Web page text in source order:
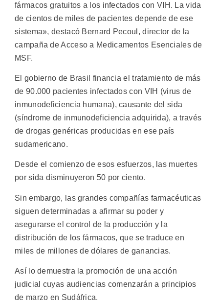
fármacos gratuitos a los infectados con VIH. La vida
de cientos de miles de pacientes depende de ese
sistema», destacó Bernard Pecoul, director de la
campaña de Acceso a Medicamentos Esenciales de
MSF.
El gobierno de Brasil financia el tratamiento de más
de 90.000 pacientes infectados con VIH (virus de
inmunodeficiencia humana), causante del sida
(síndrome de inmunodeficiencia adquirida), a través
de drogas genéricas producidas en ese país
sudamericano.
Desde el comienzo de esos esfuerzos, las muertes
por sida disminuyeron 50 por ciento.
Sin embargo, las grandes compañías farmacéuticas
siguen determinadas a afirmar su poder y
asegurarse el control de la producción y la
distribución de los fármacos, que se traduce en
miles de millones de dólares de ganancias.
Así lo demuestra la promoción de una acción
judicial cuyas audiencias comenzarán a principios
de marzo en Sudáfrica.